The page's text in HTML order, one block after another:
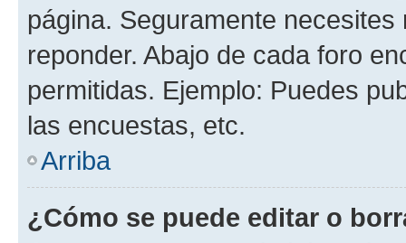
página. Seguramente
reponder. Abajo de cada foro
permitidas. Ejemplo: Puedes
las encuestas, etc.
Arriba
¿Cómo se puede editar o